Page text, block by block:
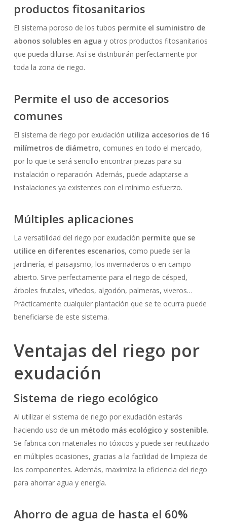
productos fitosanitarios
El sistema poroso de los tubos permite el suministro de
abonos solubles en agua y otros productos fitosanitarios
que pueda diluirse. Así se distribuirán perfectamente por
toda la zona de riego.
Permite el uso de accesorios
comunes
El sistema de riego por exudación utiliza accesorios de 16
milímetros de diámetro, comunes en todo el mercado,
por lo que te será sencillo encontrar piezas para su
instalación o reparación. Además, puede adaptarse a
instalaciones ya existentes con el mínimo esfuerzo.
Múltiples aplicaciones
La versatilidad del riego por exudación permite que se
utilice en diferentes escenarios, como puede ser la
jardinería, el paisajismo, los invernaderos o en campo
abierto. Sirve perfectamente para el riego de césped,
árboles frutales, viñedos, algodón, palmeras, viveros…
Prácticamente cualquier plantación que se te ocurra puede
beneficiarse de este sistema.
Ventajas del riego por
exudación
Sistema de riego ecológico
Al utilizar el sistema de riego por exudación estarás
haciendo uso de un método más ecológico y sostenible.
Se fabrica con materiales no tóxicos y puede ser reutilizado
en múltiples ocasiones, gracias a la facilidad de limpieza de
los componentes. Además, maximiza la eficiencia del riego
para ahorrar agua y energía.
Ahorro de agua de hasta el 60%